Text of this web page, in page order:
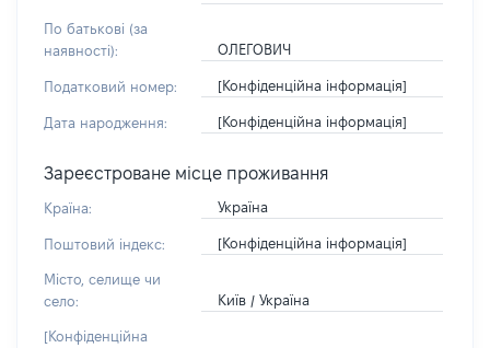
По батькові (за
наявності):
ОЛЕГОВИЧ
Податковий номер: [Конфіденційна інформація]
Дата народження: [Конфіденційна інформація]
Зареєстроване місце проживання
Країна: Україна
Поштовий індекс: [Конфіденційна інформація]
Місто, селище чи
село:
Київ / Україна
[Конфіденційна